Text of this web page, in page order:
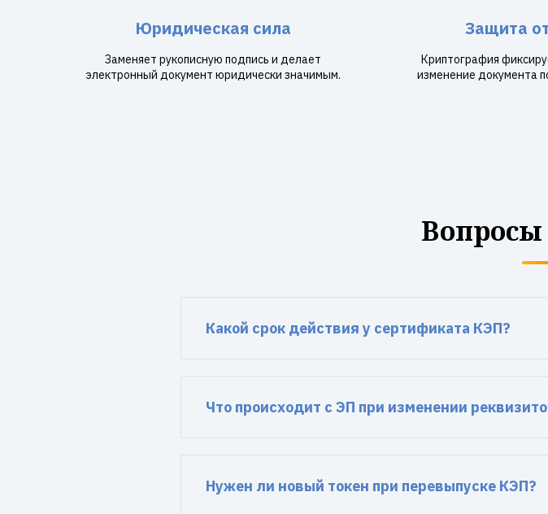
Юридическая сила
Заменяет рукописную подпись и делает
электронный документ юридически значимым.
Защита
Криптография
изменение документа
Вопросы
Какой срок действия у сертификата КЭП?
Что происходит с ЭП при изменении
Нужен ли новый токен при перевыпуске КЭП?